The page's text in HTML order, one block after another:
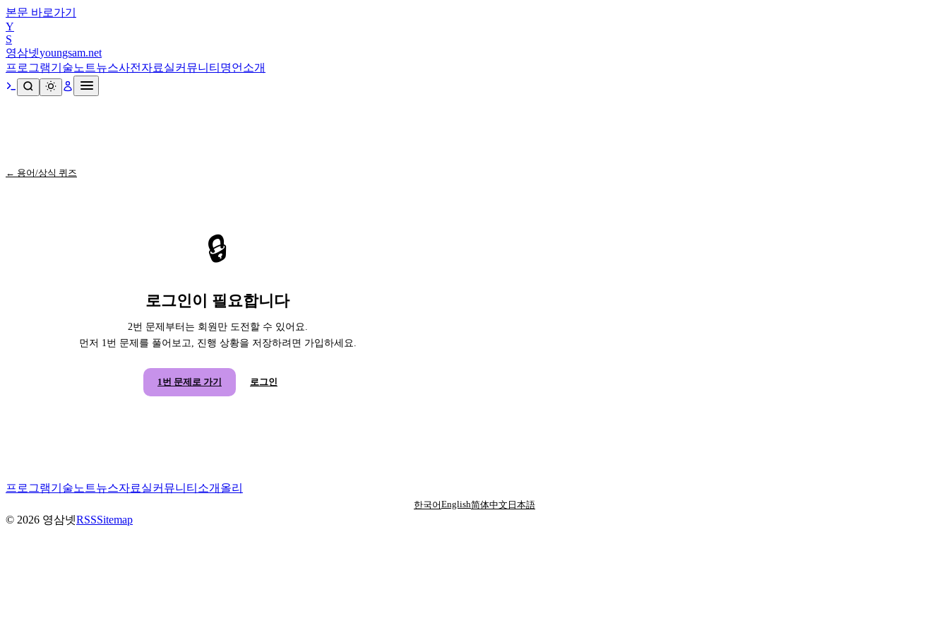
본문 바로가기
Y
S
영삼넷youngsam.net
프로그램기술노트뉴스사전 자료실커뮤니티 명언 소개
← 용어/상식 퀴즈
🔒
로그인이 필요합니다
2번 문제부터는 회원만 도전할 수 있어요.
먼저 1번 문제를 풀어보고, 진행 상황을 저장하려면 가입하세요.
1번 문제로 가기 로그인
프로그램기술노트뉴스자료실커뮤니티 소개 올리
한국어English简体中文 日本語
© 2026 영삼넷RSSSitemap